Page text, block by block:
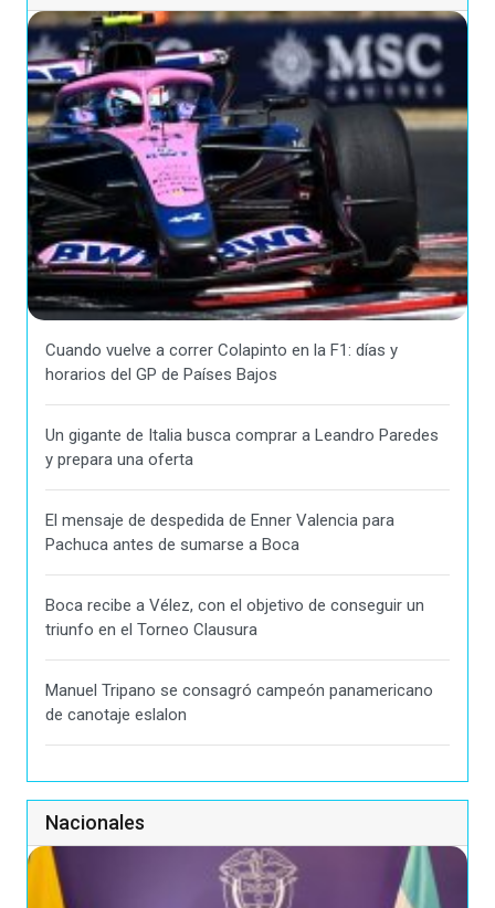
Cuando vuelve a correr Colapinto en la F1: días y
horarios del GP de Países Bajos
Un gigante de Italia busca comprar a Leandro Paredes
y prepara una oferta
El mensaje de despedida de Enner Valencia para
Pachuca antes de sumarse a Boca
Boca recibe a Vélez, con el objetivo de conseguir un
triunfo en el Torneo Clausura
Manuel Tripano se consagró campeón panamericano
de canotaje eslalon
Nacionales